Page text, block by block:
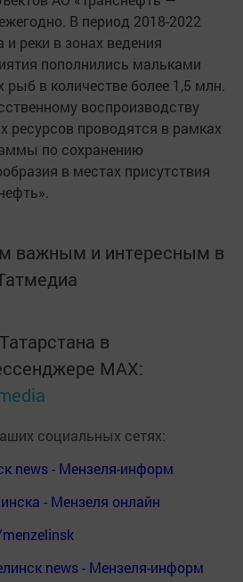
В период 2018-2022
реки в зонах ведения
пополнились мальками
в количестве более 1,5 млн.
воспроизводству
ресурсов проводятся в рамках
по сохранению
в местах присутствия
важным и интересным в
в
MАХ:
социальных сетях:
news - Мензеля-информ
- Мензеля онлайн
news - Мензеля-информ